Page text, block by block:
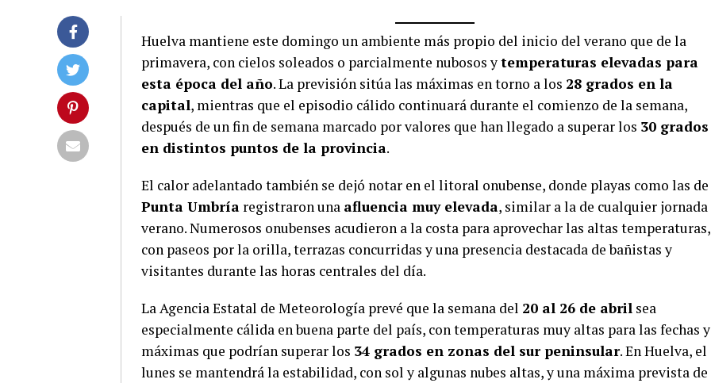
Huelva mantiene este domingo un ambiente más propio del inicio del verano que de la
primavera, con cielos soleados o parcialmente nubosos ytemperaturas elevadas para
esta época del año. La previsión sitúa las máximas en torno a los 28 grados en la
capital, mientras que el episodio cálido continuará durante el comienzo de la semana,
después de un fin de semana marcado por valores que han llegado a superar los 30 grados
en distintos puntos de la provincia.
El calor adelantado también se dejó notar en el litoral onubense, donde playas como las de
Punta Umbría registraron una afluencia muy elevada, similar a la de cualquier jornada
verano. Numerosos onubenses acudieron a la costa para aprovechar las altas temperaturas,
con paseos por la orilla, terrazas concurridas y una presencia destacada de bañistas y
visitantes durante las horas centrales del día.
La Agencia Estatal de Meteorología prevé que la semana del 20 al 26 de abril sea
especialmente cálida en buena parte del país, con temperaturas muy altas para las fechas y
máximas que podrían superar los 34 grados en zonas del sur peninsular. En Huelva, el
lunes se mantendrá la estabilidad, con sol y algunas nubes altas, y una máxima prevista de